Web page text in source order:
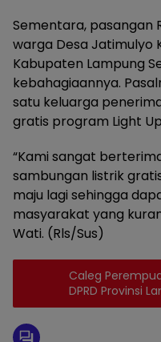
Sementara, pasangan
warga Desa Jatimulyo
Kabupaten Lampung
kebahagiaannya.
satu keluarga
gratis program Light
“Kami sangat
sambungan listrik
maju lagi sehingga
masyarakat yang
Wati. (Rls/Sus)
Caleg
DPRD Provinsi